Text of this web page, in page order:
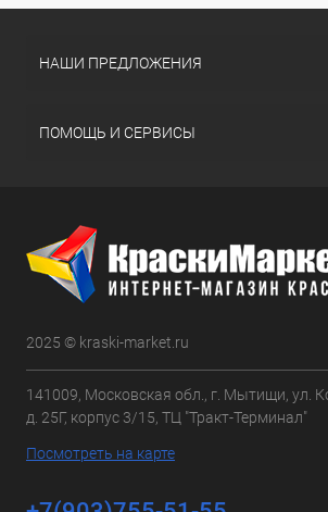
НАШИ ПРЕДЛОЖЕНИЯ
ПОМОЩЬ И СЕРВИСЫ
2025 © kraski-market.ru
141009, Московская обл., г. Мытищи, ул.
д. 25Г, корпус 3/15, ТЦ "Тракт-Терминал"
Посмотреть на карте